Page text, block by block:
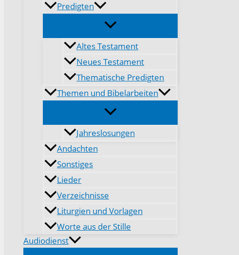
Predigten
Altes Testament
Neues Testament
Thematische Predigten
Themen und Bibelarbeiten
Jahreslosungen
Andachten
Sonstiges
Lieder
Verzeichnisse
Liturgien und Vorlagen
Worte aus der Stille
Audiodienst